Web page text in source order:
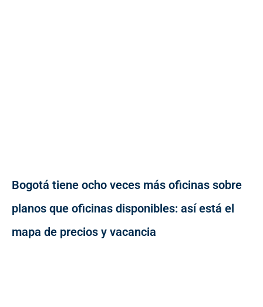
Bogotá tiene ocho veces más oficinas sobre
planos que oficinas disponibles: así está el
mapa de precios y vacancia